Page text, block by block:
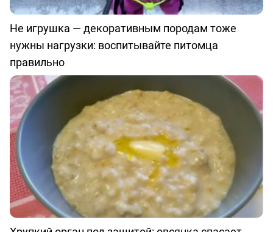
Не игрушка — декоративным породам тоже
нужны нагрузки: воспитывайте питомца
правильно